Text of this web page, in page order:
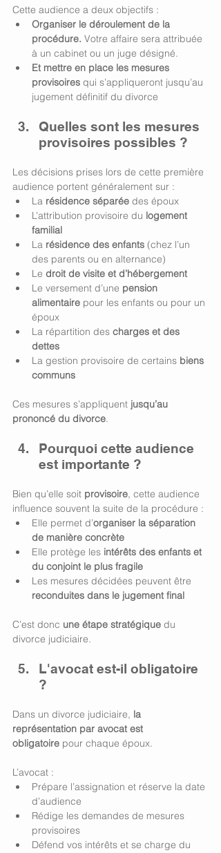
Cette audience a deux objectifs :
Organiser le déroulement de la
procédure. Votre affaire sera attribuée
à un cabinet ou un juge désigné.
Et mettre en place les mesures
provisoires qui s’appliqueront jusqu’au
jugement définitif du divorce
Quelles sont les mesures
provisoires possibles ?
Les décisions prises lors de cette première
audience portent généralement sur :
La résidence séparée des époux
L’attribution provisoire du logement
familial
La résidence des enfants (chez l’un
des parents ou en alternance)
Le droit de visite et d’hébergement
Le versement d’une pension
alimentaire pour les enfants ou pour un
époux
La répartition des charges et des
dettes
La gestion provisoire de certains biens
communs
Ces mesures s’appliquent jusqu’au
prononcé du divorce.
Pourquoi cette audience
est importante ?
Bien qu’elle soit provisoire, cette audience
influence souvent la suite de la procédure :
Elle permet d’organiser la séparation
de manière concrète
Elle protège les intérêts des enfants et
du conjoint le plus fragile
Les mesures décidées peuvent être
reconduites dans le jugement final
C’est donc une étape stratégique du
divorce judiciaire.
L'avocat est-il obligatoire
?
Dans un divorce judiciaire, la
représentation par avocat est
obligatoire pour chaque époux.
L’avocat :
Prépare l’assignation et réserve la date
d’audience
Rédige les demandes de mesures
provisoires
Défend vos intérêts et se charge du